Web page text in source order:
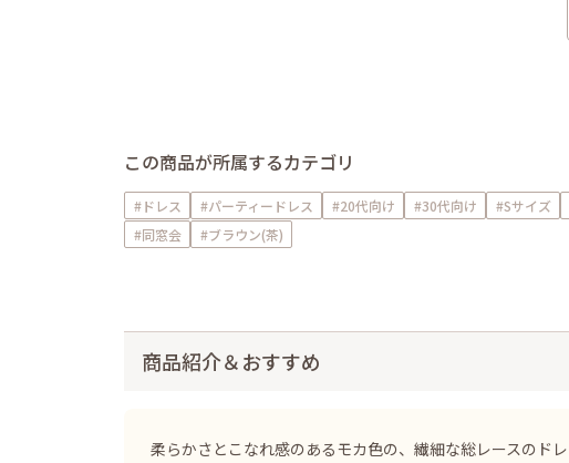
この商品が所属するカテゴリ
#ドレス #パーティードレス #20代向け #30代向け #Sサイズ
#同窓会
#ブラウン(茶)
商品紹介＆おすすめ
柔らかさとこなれ感のあるモカ色の、繊細な総レースのドレ